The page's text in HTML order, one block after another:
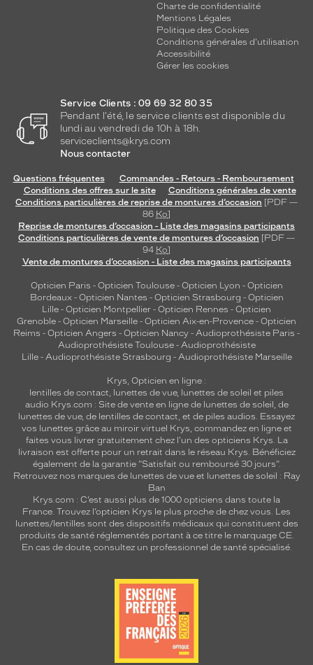
Charte de confidentialité
Mentions Légales
Politique des Cookies
Conditions générales d'utilisation
Accessibilité
Gérer les cookies
Service Clients : 09 69 32 80 35
Pendant l'été, le service clients est disponible du
lundi au vendredi de 10h à 18h.
serviceclients@krys.com
Nous contacter
Questions fréquentes
Commandes - Retours - Remboursement
Conditions des offres sur le site
Conditions générales de vente
Conditions particulières de reprise de montures d’occasion [PDF —
86 Ko]
Reprise de montures d’occasion - Liste des magasins participants
Conditions particulières de vente de montures d’occasion [PDF —
94 Ko]
Vente de montures d’occasion - Liste des magasins participants
Opticien Paris - Opticien Toulouse- Opticien Lyon - Opticien
Bordeaux- Opticien Nantes - Opticien Strasbourg - Opticien
Lille - Opticien Montpellier - Opticien Rennes - Opticien
Grenoble - Opticien Marseille - Opticien Aix-en-Provence - Opticien
Reims - Opticien Angers - Opticien Nancy - Audioprothésiste Paris -
Audioprothésiste Toulouse- Audioprothésiste
Lille- Audioprothésiste Strasbourg - Audioprothésiste Marseille
Krys, Opticien en ligne :
lentilles de contact, lunettes de vue, lunettes de soleil et piles
audio Krys.com : Site de vente en ligne de lunettes de soleil, de
lunettes de vue, de lentilles de contact, et de piles audios. Essayez
vos lunettes grâce au miroir virtuel Krys, commandez en ligne et
faites vous livrer gratuitement chez l'un des opticiens Krys. La
livraison est offerte pour un retrait dans le réseau Krys. Bénéficiez
également de la garantie "Satisfait ou remboursé 30 jours".
Retrouvez nos marques de lunettes de vue et lunettes de soleil : Ray
Ban
Krys.com : C’est aussi plus de 1000 opticiens dans toute la
France. Trouvez l’opticien Krys le plus proche de chez vous. Les
lunettes/lentilles sont des dispositifs médicaux qui constituent des
produits de santé réglementés portant à ce titre le marquage CE.
En cas de doute, consultez un professionnel de santé spécialisé.